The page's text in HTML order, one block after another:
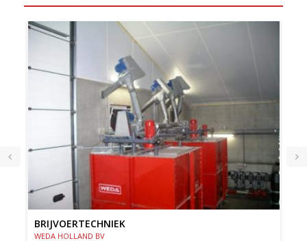
BRIJVOERTECHNIEK
WEDA HOLLAND BV